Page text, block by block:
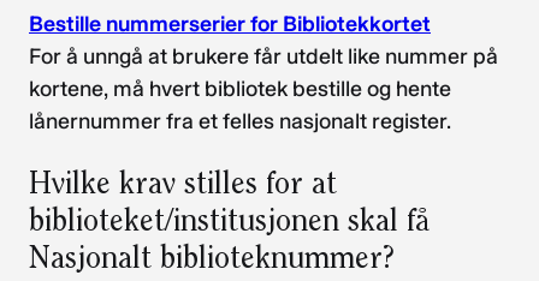
Bestille nummerserier for Bibliotekkortet
For å unngå at brukere får utdelt like nummer på
kortene, må hvert bibliotek bestille og hente
lånernummer fra et felles nasjonalt register.
Hvilke krav stilles for at
biblioteket/institusjonen skal få
Nasjonalt biblioteknummer?